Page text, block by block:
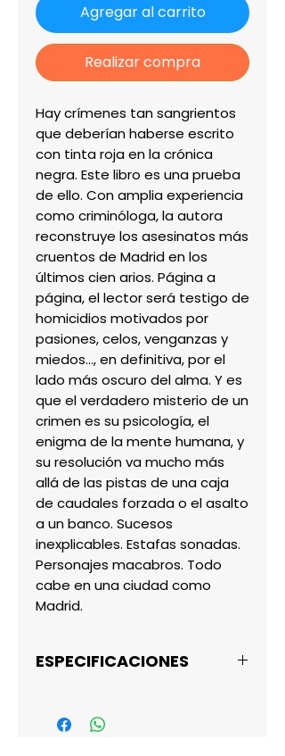
Agregar al carrito
Realizar compra
Hay crímenes tan sangrientos
que deberían haberse escrito
con tinta roja en la crónica
negra. Este libro es una prueba
de ello. Con amplia experiencia
como criminóloga, la autora
reconstruye los asesinatos más
cruentos de Madrid en los
últimos cien arios. Página a
página, el lector será testigo de
homicidios motivados por
pasiones, celos, venganzas y
miedos..., en definitiva, por el
lado más oscuro del alma. Y es
que el verdadero misterio de un
crimen es su psicología, el
enigma de la mente humana, y
su resolución va mucho más
allá de las pistas de una caja
de caudales forzada o el asalto
a un banco. Sucesos
inexplicables. Estafas sonadas.
Personajes macabros. Todo
cabe en una ciudad como
Madrid.
ESPECIFICACIONES
ISBN: 978-84-16429-12-7